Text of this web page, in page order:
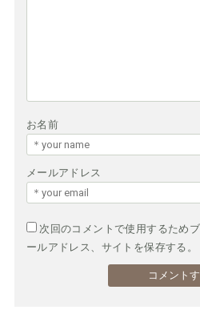
お名前
メールアドレス
次回のコメントで使用するため
ールアドレス、サイトを保存する。